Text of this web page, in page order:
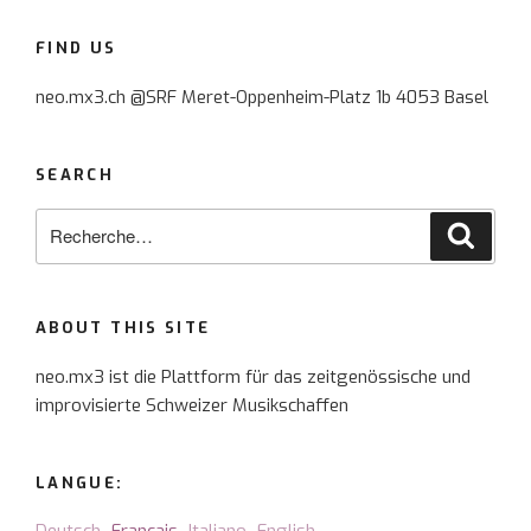
FIND US
neo.mx3.ch @SRF Meret-Oppenheim-Platz 1b 4053 Basel
SEARCH
ABOUT THIS SITE
neo.mx3 ist die Plattform für das zeitgenössische und
improvisierte Schweizer Musikschaffen
LANGUE: